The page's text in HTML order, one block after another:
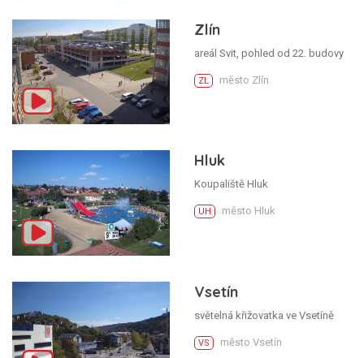
Zlín
areál Svit, pohled od 22. budovy
ZL město Zlín
Hluk
Koupaliště Hluk
UH město Hluk
Vsetín
světelná křižovatka ve Vsetíně
VS město Vsetín